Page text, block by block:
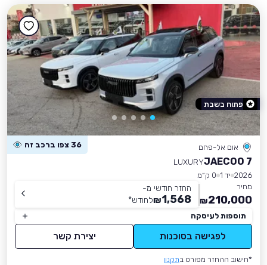
אום אל-פחם 36 צפו ברכב זה
JAECOO 7
LUXURY
2026 יד 1
0 ק״מ
מחיר
210,000
₪
החזר חודשי מ-
1,568
₪לחודש*
תוספות לעיסקה
לפגישה בסוכנות יצירת קשר
*חישוב ההחזר מפורט בתקנון
פתוח בשבת